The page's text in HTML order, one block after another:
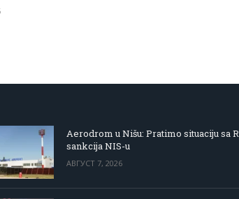
Aerodrom u Nišu: Pratimo situaciju sa
sankcija NIS-u
АВГУСТ 7, 2026